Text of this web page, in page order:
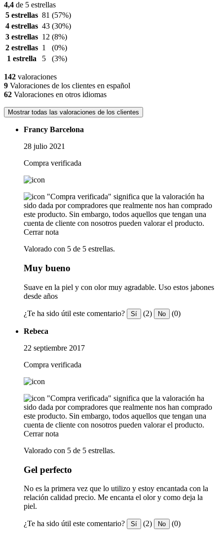
4,4 de 5 estrellas
5 estrellas 81 (57%)
4 estrellas 43 (30%)
3 estrellas 12 (8%)
2 estrellas 1
(0%)
1 estrella
5 (3%)
142 valoraciones
9 Valoraciones de los clientes en español
62 Valoraciones en otros idiomas
Mostrar todas las valoraciones de los clientes
Francy Barcelona
28 julio 2021
Compra verificada
"Compra verificada" significa que la valoración ha
sido dada por compradores que realmente nos han comprado
este producto. Sin embargo, todos aquellos que tengan una
cuenta de cliente con nosotros pueden valorar el producto.
Cerrar nota
Valorado con 5 de 5 estrellas.
Muy bueno
Suave en la piel y con olor muy agradable. Uso estos jabones
desde años
¿Te ha sido útil este comentario? Sí (2) No (0)
Rebeca
22 septiembre 2017
Compra verificada
"Compra verificada" significa que la valoración ha
sido dada por compradores que realmente nos han comprado
este producto. Sin embargo, todos aquellos que tengan una
cuenta de cliente con nosotros pueden valorar el producto.
Cerrar nota
Valorado con 5 de 5 estrellas.
Gel perfecto
No es la primera vez que lo utilizo y estoy encantada con la
relación calidad precio. Me encanta el olor y como deja la
piel.
¿Te ha sido útil este comentario? Sí (2) No (0)